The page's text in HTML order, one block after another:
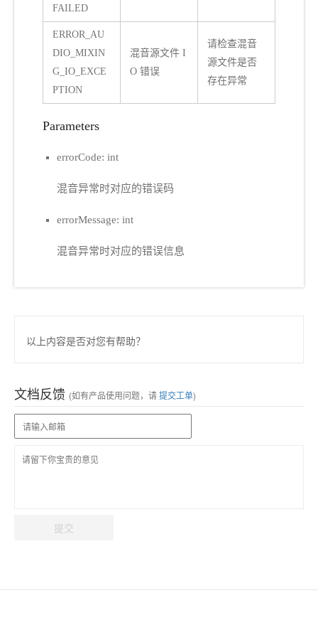
FAILED
ERROR_AU
DIO_MIXIN
G_IO_EXCE
PTION
混音源文件 I
O 错误
请检查混音
源文件是否
存在异常
Parameters
errorCode: int
混音异常时对应的错误码
errorMessage: int
混音异常时对应的错误信息
以上内容是否对您有帮助？
文档反馈 (如有产品使用问题，请提交工单)
提交